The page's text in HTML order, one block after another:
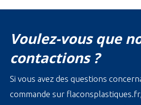
Voulez-vous que
contactions ?
Si vous avez des questions
commande sur